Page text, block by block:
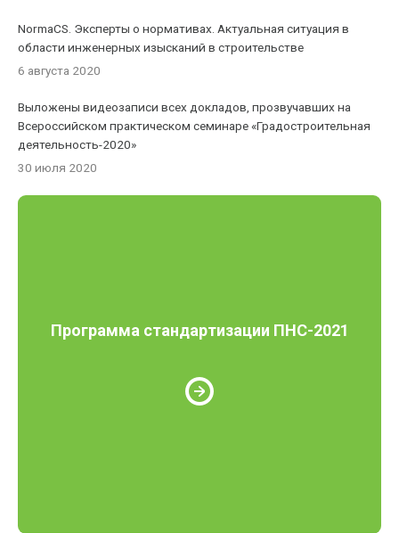
NormaCS. Эксперты о нормативах. Актуальная ситуация в
области инженерных изысканий в строительстве
6 августа 2020
Выложены видеозаписи всех докладов, прозвучавших на
Всероссийском практическом семинаре «Градостроительная
деятельность-2020»
30 июля 2020
Программа стандартизации ПНС-2021